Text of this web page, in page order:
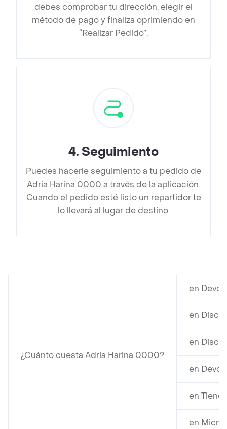
debes comprobar tu dirección, elegir el
método de pago y finaliza oprimiendo en
“Realizar Pedido”.
4. Seguimiento
Puedes hacerle seguimiento a tu pedido de
Adria Harina 0000 a través de la aplicación.
Cuando el pedido esté listo un repartidor te
lo llevará al lugar de destino.
¿Cuánto cuesta Adria Harina 0000?
en
en Disco
en Disco
en
en
en Micro